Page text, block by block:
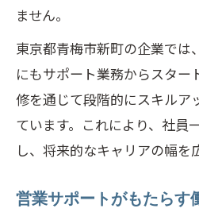
ません。
東京都青梅市新町の企業では
にもサポート業務からスター
修を通じて段階的にスキルア
ています。これにより、社員
し、将来的なキャリアの幅を
営業サポートがもたらす